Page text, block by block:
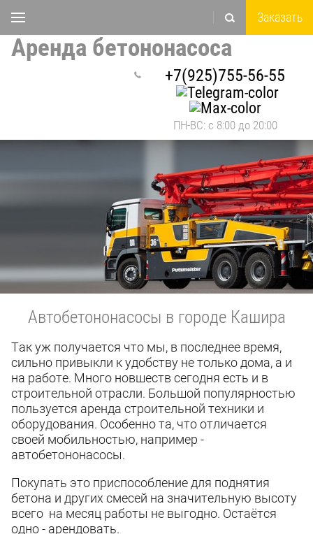
Заказать
Аренда бетононасоса
+7(925)755-56-55
ПН-ВС: с 8:00 до 20:00
Автобетононасосы в городе Кашира
Так уж получается что мы, в последнее время,
сильно привыкли к удобству не только дома, а и
на работе. Много новшеств сегодня есть и в
строительной отрасли. Большой популярностью
пользуется аренда строительной техники и
оборудования. Особенно та, что отличается
своей мобильностью, например -
автобетононасосы.
Покупать это приспособление для поднятия
бетона и других смесей на значительную высоту
всего на месяц работы не выгодно. Остаётся
одно - арендовать.